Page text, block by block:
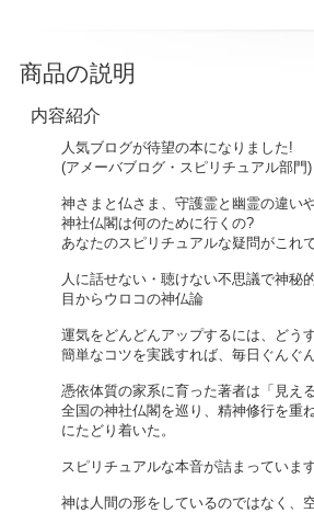
商品の説明
内容紹介
人気ブログが待望の本になりました!
(アメーバブログ・スピリチュアル部門)
神さまと仏さま、守護霊と幽霊の違い
神社仏閣は何のために行くの?
あなたのスピリチュアルな疑問がこれ
人に話せない・聴けない不思議で神秘
目からウロコの神仏論
運気をどんどんアップするには、どう
簡単なコツを実践すれば、毎日ぐんぐ
憑依体質の家系に育った著者は「見え
全国の神社仏閣を巡り、精神修行を重
にたどり着いた。
スピリチュアルな本音が詰まっていま
神は人間の形をしているのではなく、